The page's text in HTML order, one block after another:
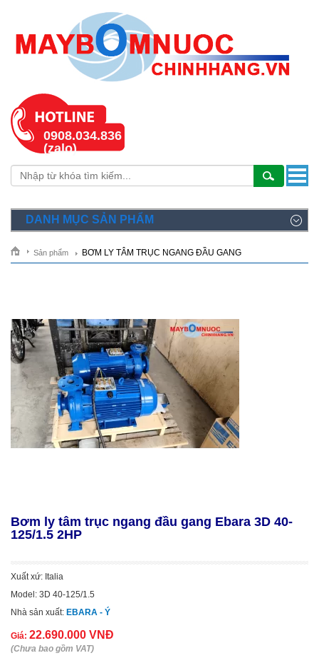
0908.034.836
(zalo)
DANH MỤC SẢN PHẨM
Sản phẩm BƠM LY TÂM TRỤC NGANG ĐẦU GANG
Bơm ly tâm trục ngang đầu gang Ebara 3D 40-
125/1.5 2HP
Xuất xứ: Italia
Model: 3D 40-125/1.5
Nhà sản xuất: EBARA - Ý
Giá: 22.690.000 VNĐ
(Chưa bao gồm VAT)